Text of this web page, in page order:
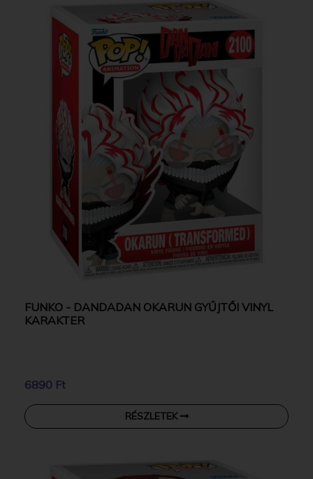
FUNKO - DANDADAN OKARUN GYŰJTŐI VINYL
KARAKTER
6890 Ft
RÉSZLETEK